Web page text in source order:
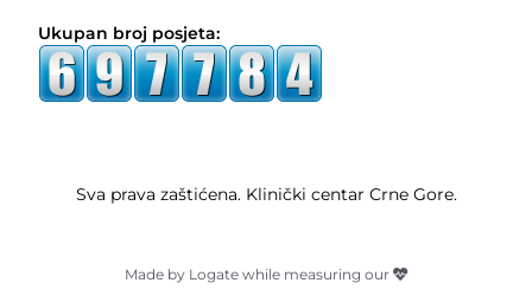
Ukupan broj posjeta:
Sva prava zaštićena. Klinički centar Crne Gore.
Made by Logate while measuring our